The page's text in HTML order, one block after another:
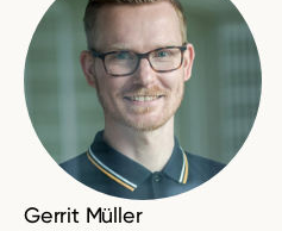
Gerrit Müller